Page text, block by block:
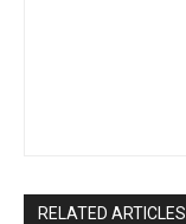
RELATED ARTICLES